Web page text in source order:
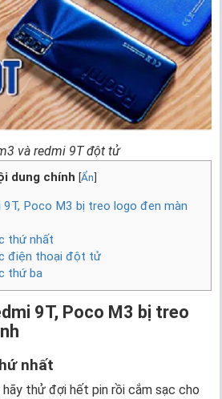
và redmi 9T đột tử
dung chính [Ẩn]
9T, Poco M3 bị treo logo đen màn
thứ nhất
điện thoại đột tử
thứ ba
9T, Poco M3 bị treo
nhất
thử đợi hết pin rồi cắm sạc cho